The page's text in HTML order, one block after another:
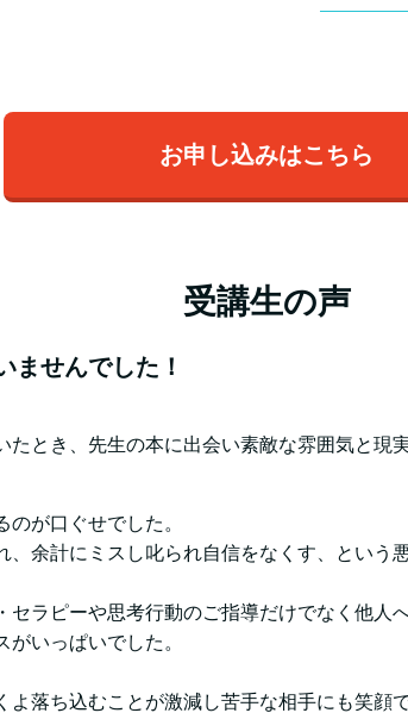
お申し込みはこちら
受講生の声
ませんでした！
たとき、先生の本に出会い素敵な雰囲気と現
が口ぐせでした。
余計にミスし叱られ自信をなくす、という
セラピーや思考行動のご指導だけでなく他人
いっぱいでした。
よ落ち込むことが激減し苦手な相手にも笑顔